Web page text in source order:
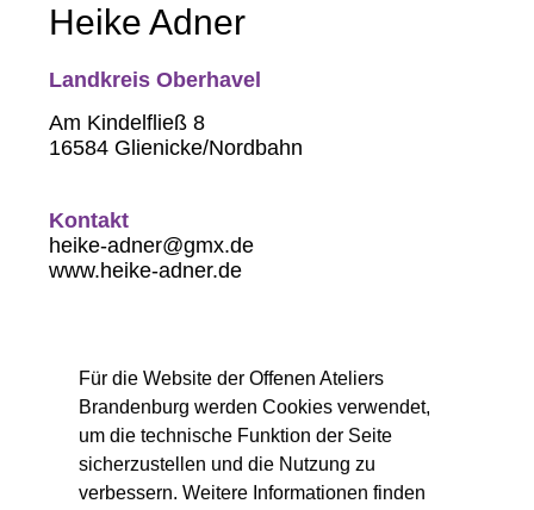
Heike Adner
Landkreis Oberhavel
Am Kindelfließ 8
16584 Glienicke/Nordbahn
Kontakt
heike-adner@gmx.de
www.heike-adner.de
Bildhauerei
Öffnungszeiten
Sa. 14-18 Uhr
So. 11-18 Uhr
Für die Website der Offenen Ateliers
Brandenburg werden Cookies verwendet,
um die technische Funktion der Seite
sicherzustellen und die Nutzung zu
verbessern. Weitere Informationen finden